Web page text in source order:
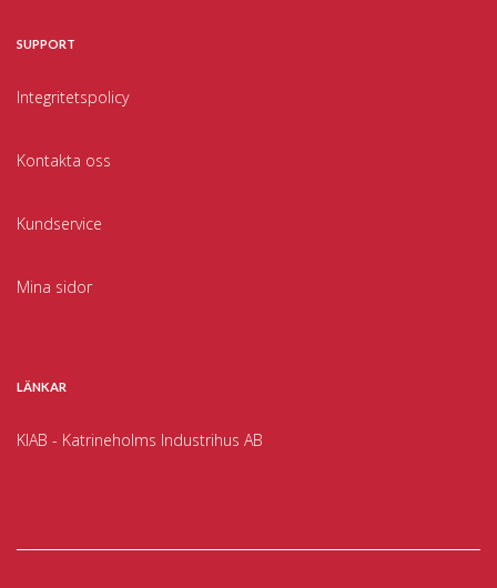
SUPPORT
Integritetspolicy
Kontakta oss
Kundservice
Mina sidor
LÄNKAR
KIAB - Katrineholms Industrihus AB